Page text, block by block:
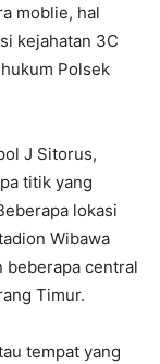
moblie, hal
kejahatan 3C
Polsek
J Sitorus,
titik yang
lokasi
Wibawa
beberapa central
Timur.
tempat yang